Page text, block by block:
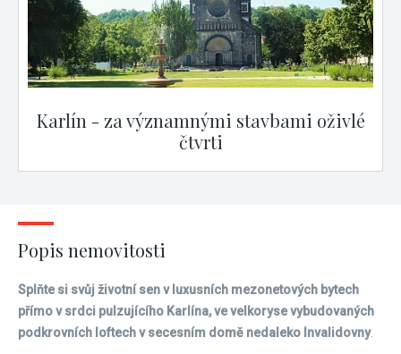
Karlín - za významnými stavbami oživlé
čtvrti
Popis nemovitosti
Splňte si svůj životní sen v luxusních mezonetových bytech
přímo v srdci pulzujícího Karlína, ve velkoryse vybudovaných
podkrovních loftech v secesním domě nedaleko Invalidovny.